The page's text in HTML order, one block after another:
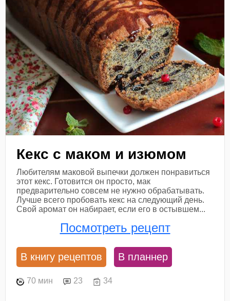
Кекс с маком и изюмом
Любителям маковой выпечки должен понравиться
этот кекс. Готовится он просто, мак
предварительно совсем не нужно обрабатывать.
Лучше всего пробовать кекс на следующий день.
Свой аромат он набирает, если его в остывшем...
Посмотреть рецепт
В книгу рецептов В планнер
70 мин 23 34